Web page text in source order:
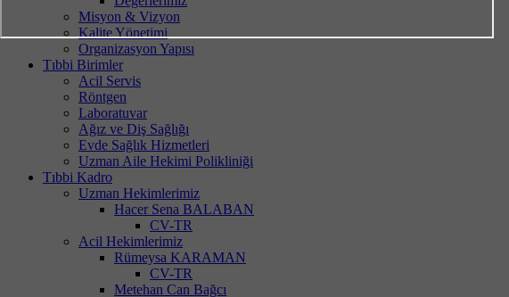
Misyon & Vizyon
Kalite Yönetimi
Organizasyon Yapısı
Tıbbi Birimler
Acil Servis
Röntgen
Laboratuvar
Ağız ve Diş Sağlığı
Evde Sağlık Hizmetleri
Uzman Aile Hekimi Polikliniği
Tıbbi Kadro
Uzman Hekimlerimiz
Hacer Sena BALABAN
CV-TR
Acil Hekimlerimiz
Rümeysa KARAMAN
CV-TR
Metehan Can Bağcı